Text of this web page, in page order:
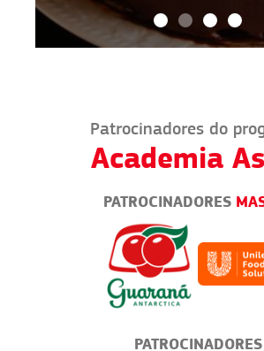
Patrocinadores do
Academia
PATROCINADORES
PATROCINADORES